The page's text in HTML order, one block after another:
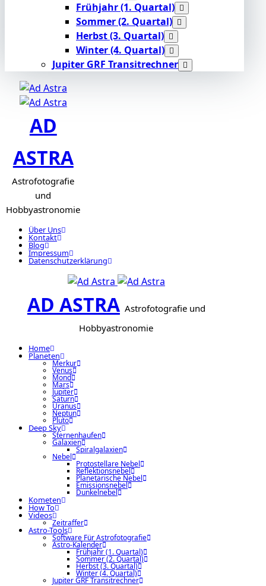
Frühjahr (1. Quartal)
Sommer (2. Quartal)
Herbst (3. Quartal)
Winter (4. Quartal)
Jupiter GRF Transitrechner
AD
ASTRA
Astrofotografie
und
Hobbyastronomie
Über Uns
Kontakt
Blog
Impressum
Datenschutzerklärung
AD ASTRA Astrofotografie und
Hobbyastronomie
Home
Planeten
Merkur
Venus
Mond
Mars
Jupiter
Saturn
Uranus
Neptun
Pluto
Deep Sky
Sternenhaufen
Galaxien
Spiralgalaxien
Nebel
Protostellare Nebel
Reflektionsnebel
Planetarische Nebel
Emissionsnebel
Dunkelnebel
Kometen
How To
Videos
Zeitraffer
Astro-Tools
Software Für Astrofotografie
Astro-Kalender
Frühjahr (1. Quartal)
Sommer (2. Quartal)
Herbst (3. Quartal)
Winter (4. Quartal)
Jupiter GRF Transitrechner